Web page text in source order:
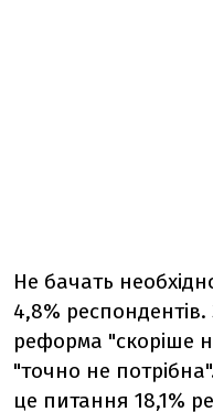
Не бачать
4,8%
реформа "скоріше
"точно не
це питання 18,1%